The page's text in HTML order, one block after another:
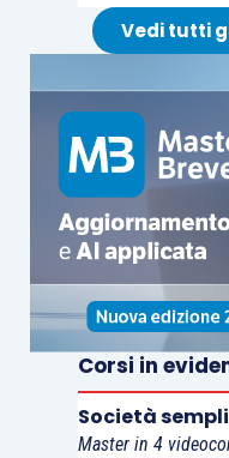
Vedi tutti
Corsi in
Società
Master in 4